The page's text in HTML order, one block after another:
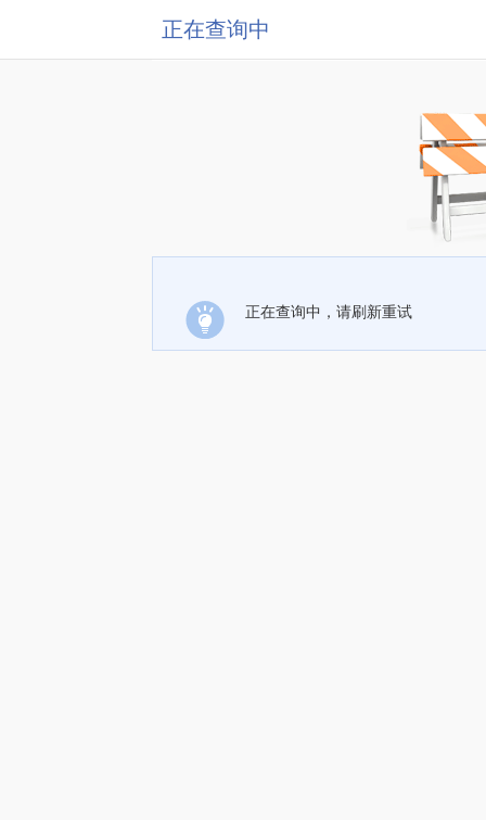
正在查询中
正在查询中，请刷新重试